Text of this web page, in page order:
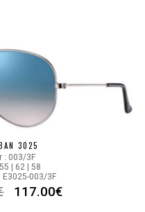
3025
: 003/3F
| 62 | 58
E3025-003/3F
117.00€